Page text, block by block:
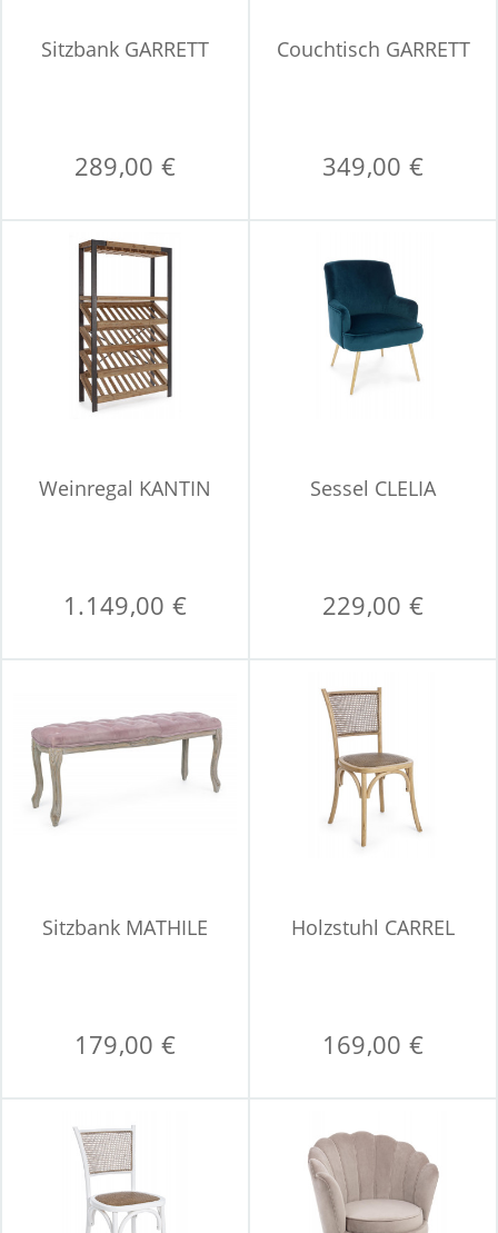
Sitzbank GARRETT
289,00 €
Couchtisch GARRETT
349,00 €
Weinregal KANTIN
1.149,00 €
Sessel CLELIA
229,00 €
Sitzbank MATHILE
179,00 €
Holzstuhl CARREL
169,00 €